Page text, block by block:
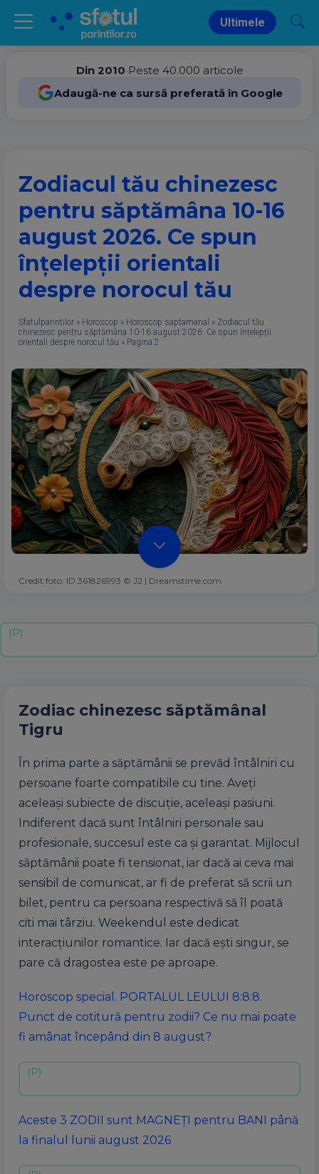
Ultimele
Din 2010•Peste 40.000 articole
Adaugă-ne ca sursă preferată în Google
Zodiacul tău chinezesc
pentru săptămâna 10-16
august 2026. Ce spun
înțelepții orientali
despre norocul tău
Sfatulparintilor » Horoscop » Horoscop saptamanal » Zodiacul tău
chinezesc pentru săptămâna 10-16 august 2026. Ce spun înțelepții
orientali despre norocul tău » Pagina 2
Credit foto: ID 361826993 © J2 | Dreamstime.com
Zodiac chinezesc săptămânal
Tigru
În prima parte a săptămânii se prevăd întâlniri cu
persoane foarte compatibile cu tine. Aveți
aceleași subiecte de discuție, aceleași pasiuni.
Indiferent dacă sunt întâlniri personale sau
profesionale, succesul este ca și garantat. Mijlocul
săptămânii poate fi tensionat, iar dacă ai ceva mai
sensibil de comunicat, ar fi de preferat să scrii un
bilet, pentru ca persoana respectivă să îl poată
citi mai târziu. Weekendul este dedicat
interacțiunilor romantice. Iar dacă ești singur, se
pare că dragostea este pe aproape.
Horoscop special. PORTALUL LEULUI 8:8:8.
Punct de cotitură pentru zodii? Ce nu mai poate
fi amânat începând din 8 august?
Aceste 3 ZODII sunt MAGNEȚI pentru BANI până
la finalul lunii august 2026